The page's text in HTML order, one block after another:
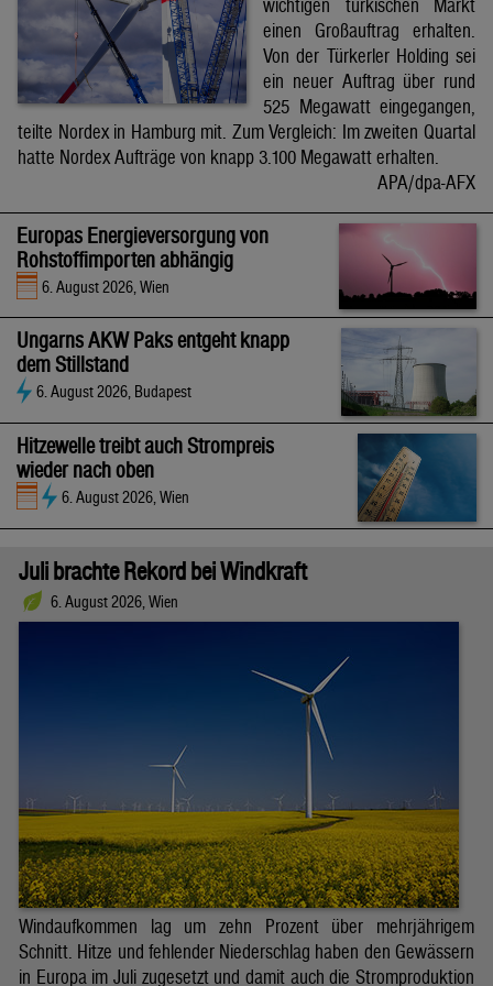
wichtigen türkischen Markt
einen Großauftrag erhalten.
Von der Türkerler Holding sei
ein neuer Auftrag über rund
525 Megawatt eingegangen,
teilte Nordex in Hamburg mit. Zum Vergleich: Im zweiten Quartal
hatte Nordex Aufträge von knapp 3.100 Megawatt erhalten.
APA/dpa-AFX
Europas Energieversorgung von
Rohstoffimporten abhängig
6. August 2026, Wien
Ungarns AKW Paks entgeht knapp
dem Stillstand
6. August 2026, Budapest
Hitzewelle treibt auch Strompreis
wieder nach oben
6. August 2026, Wien
Juli brachte Rekord bei Windkraft
6. August 2026, Wien
Windaufkommen lag um zehn Prozent über mehrjährigem
Schnitt. Hitze und fehlender Niederschlag haben den Gewässern
in Europa im Juli zugesetzt und damit auch die Stromproduktion